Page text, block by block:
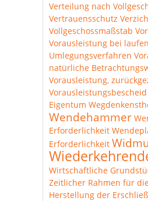
Verteilung nach
Vertrauensschutz
Vollgeschossmaßstab
Vorausleistung bei
Umlegungsverfahren
natürliche
Vorausleistung,
Vorausleistungsbescheid
Eigentum
Wendehammer
Erforderlichkeit
Erforderlichkeit
Wirtschaftliche
Zeitlicher Rahmen für
Herstellung der